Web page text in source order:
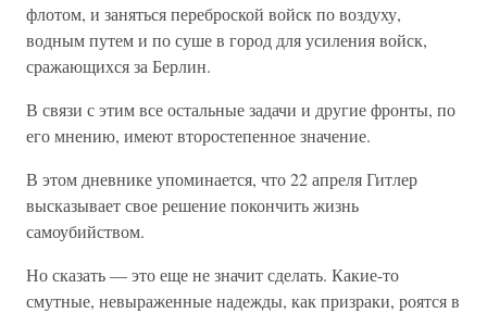
флотом, и заняться переброской войск по воздуху,
водным путем и по суше в город для усиления войск,
сражающихся за Берлин.
В связи с этим все остальные задачи и другие фронты, по
его мнению, имеют второстепенное значение.
В этом дневнике упоминается, что 22 апреля Гитлер
высказывает свое решение покончить жизнь
самоубийством.
Но сказать — это еще не значит сделать. Какие-то
смутные, невыраженные надежды, как призраки, роятся в